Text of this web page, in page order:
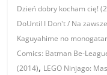
Dzień dobry kocham cię!
DoUntil I Don't / Na
Kaguyahime no
Comics: Batman Be-
(2014), LEGO Ninjago: